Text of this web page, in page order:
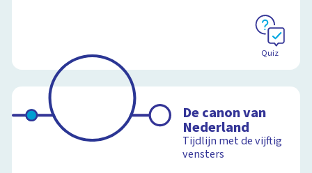
Quiz
De canon van
Nederland
Tijdlijn met de vijftig
vensters